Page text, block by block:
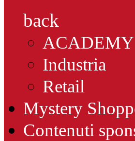
back
ACADEMY
Industria
Retail
Mystery
Contenuti